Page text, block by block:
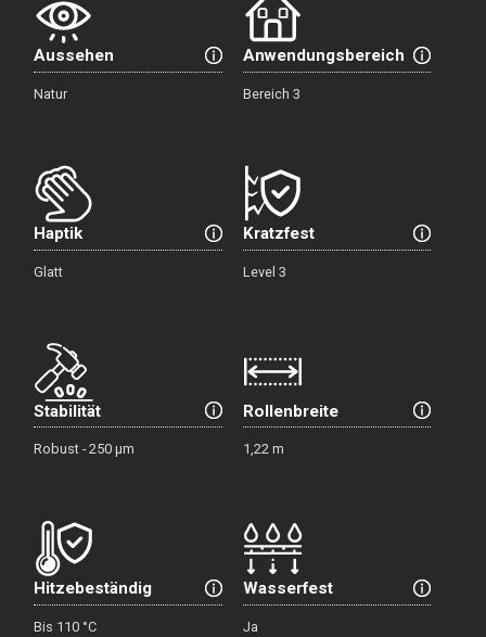
Aussehen
Natur
Anwendungsbereich
Bereich 3
Haptik
Glatt
Kratzfest
Level 3
Stabilität
Robust - 250 µm
Rollenbreite
1,22 m
Hitzebeständig
Bis 110 °C
Wasserfest
Ja